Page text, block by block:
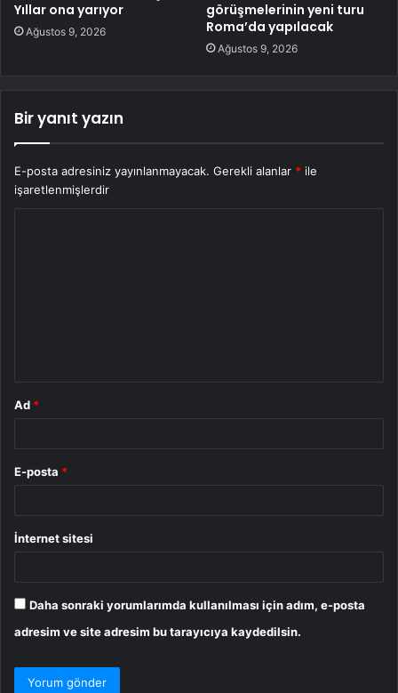
Yıllar ona yarıyor
Ağustos 9, 2026
görüşmelerinin yeni turu
Roma’da yapılacak
Ağustos 9, 2026
Bir yanıt yazın
E-posta adresiniz yayınlanmayacak. Gerekli alanlar * ile
işaretlenmişlerdir
Ad *
E-posta *
İnternet sitesi
Daha sonraki yorumlarımda kullanılması için adım, e-posta
adresim ve site adresim bu tarayıcıya kaydedilsin.